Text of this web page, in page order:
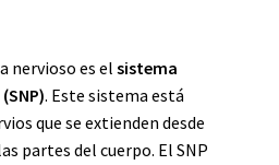
nervioso es el sistema
. Este sistema está
que se extienden desde
partes del cuerpo. El SNP